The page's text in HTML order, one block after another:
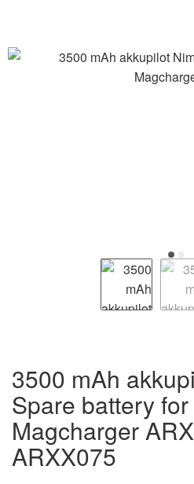
3500 mAh
Spare battery
Magcharger
ARXX075